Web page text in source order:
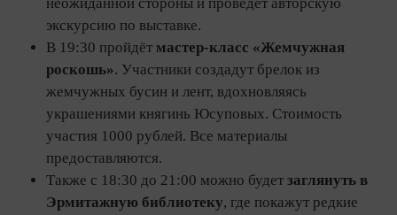
экскурсию по выставке.​​​
В 19:30 пройдёт мастер-класс «Жемчужная
роскошь». Участники создадут брелок из
жемчужных бусин и лент, вдохновляясь
украшениями княгинь Юсуповых. Стоимость
участия 1000 рублей. Все материалы
предоставляются.
Также с 18:30 до 21:00 можно будет заглянуть в
Эрмитажную библиотеку, где покажут редкие